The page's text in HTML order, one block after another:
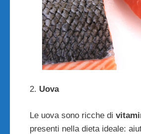
2. Uova
Le uova sono ricche di
presenti nella dieta ideale: